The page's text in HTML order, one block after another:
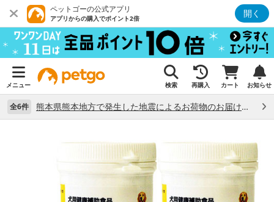
ペットゴーの公式アプリ
アプリからの購入でポイント2倍 開く
メニュー 検索 再購入 カート お知らせ
全6件 熊本県熊本地方で発生した地震によるお荷物のお届け状況について （7/28）